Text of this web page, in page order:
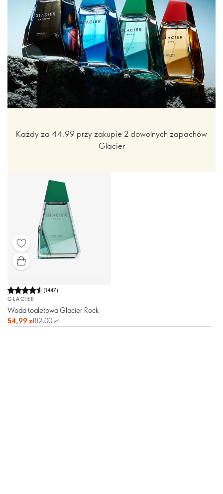
Każdy za 44,99 przy zakupie 2 dowolnych zapachów
Glacier
(1447)
GLACIER
Woda toaletowa Glacier Rock
54,99 zł82,00 zł